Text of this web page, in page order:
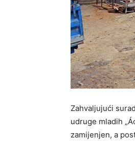
Zahvaljujući
udruge mladih
zamijenjen, a